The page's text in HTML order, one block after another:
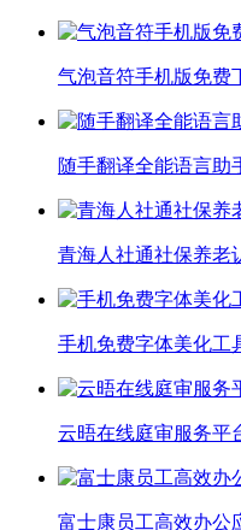
气泡音符手机版免费
随手翻译全能语言助
青海人社通社保养老
手机免费字体美化工
云晤在线庭审服务平
富士康员工高效办公